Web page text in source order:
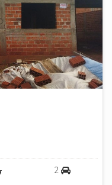
2